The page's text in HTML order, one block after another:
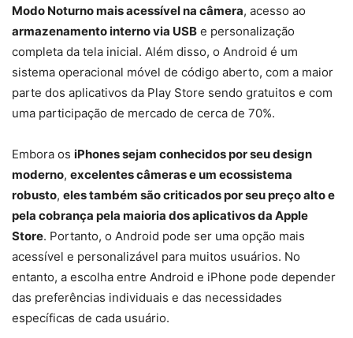
Modo Noturno mais acessível na câmera, acesso ao
armazenamento interno via USB e personalização
completa da tela inicial. Além disso, o Android é um
sistema operacional móvel de código aberto, com a maior
parte dos aplicativos da Play Store sendo gratuitos e com
uma participação de mercado de cerca de 70%.
Embora os iPhones sejam conhecidos por seu design
moderno, excelentes câmeras e um ecossistema
robusto, eles também são criticados por seu preço alto e
pela cobrança pela maioria dos aplicativos da Apple
Store. Portanto, o Android pode ser uma opção mais
acessível e personalizável para muitos usuários. No
entanto, a escolha entre Android e iPhone pode depender
das preferências individuais e das necessidades
específicas de cada usuário.